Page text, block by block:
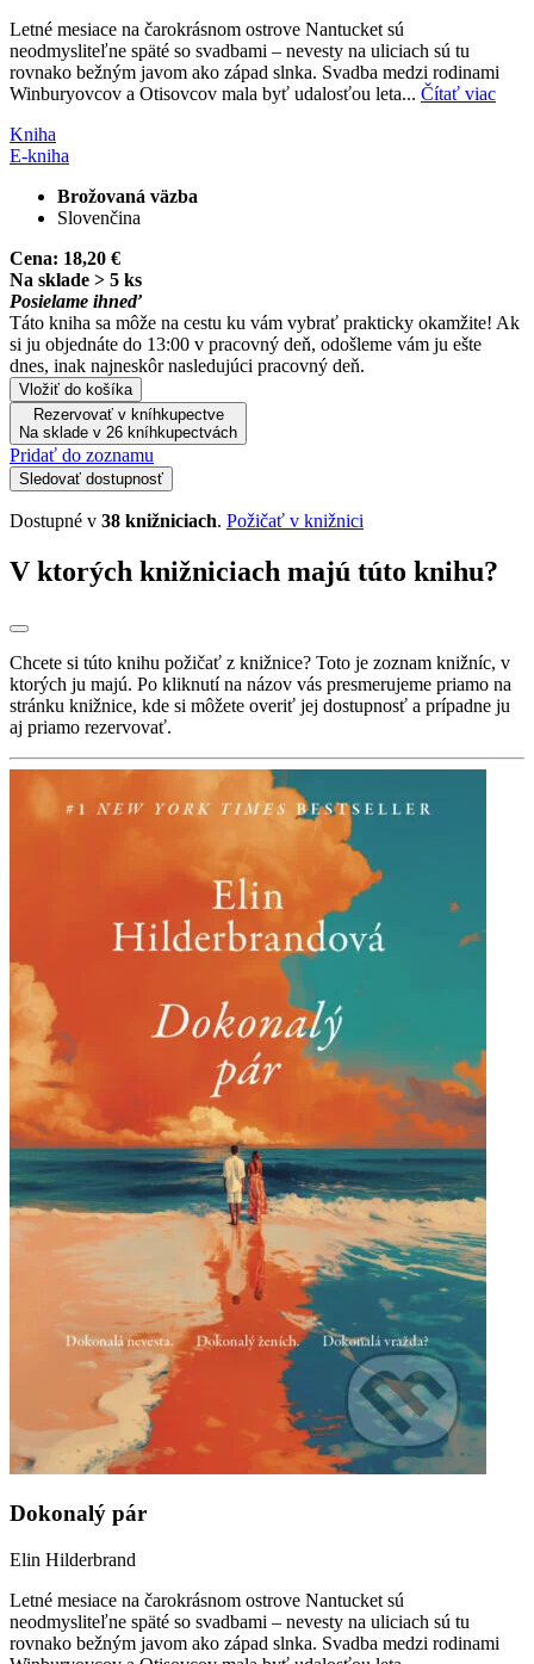
Letné mesiace na čarokrásnom ostrove Nantucket sú
neodmysliteľne späté so svadbami – nevesty na uliciach sú tu
rovnako bežným javom ako západ slnka. Svadba medzi rodinami
Winburyovcov a Otisovcov mala byť udalosťou leta... Čítať viac
Kniha
E-kniha
Brožovaná väzba
Slovenčina
Cena: 18,20 €
Na sklade > 5 ks
Posielame ihneď
Táto kniha sa môže na cestu ku vám vybrať prakticky okamžite! Ak
si ju objednáte do 13:00 v pracovný deň, odošleme vám ju ešte
dnes, inak najneskôr nasledujúci pracovný deň.
Vložiť do košíka
Rezervovať v kníhkupectve
Na sklade v 26 kníhkupectvách
Pridať do zoznamu
Sledovať dostupnosť
Dostupné v 38 knižniciach. Požičať v knižnici
V ktorých knižniciach majú túto knihu?
Chcete si túto knihu požičať z knižnice? Toto je zoznam knižníc, v
ktorých ju majú. Po kliknutí na názov vás presmerujeme priamo na
stránku knižnice, kde si môžete overiť jej dostupnosť a prípadne ju
aj priamo rezervovať.
Dokonalý pár
Elin Hilderbrand
Letné mesiace na čarokrásnom ostrove Nantucket sú
neodmysliteľne späté so svadbami – nevesty na uliciach sú tu
rovnako bežným javom ako západ slnka. Svadba medzi rodinami